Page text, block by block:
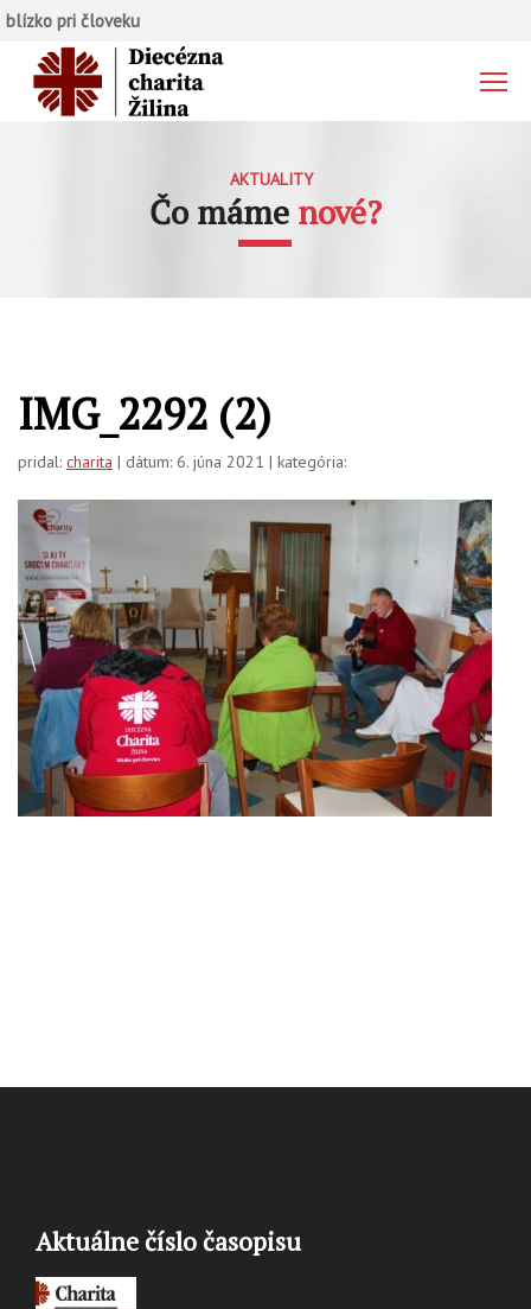
blízko pri človeku
AKTUALITY
Čo máme nové?
IMG_2292 (2)
pridal: charita | dátum: 6. júna 2021 | kategória:
Aktuálne číslo časopisu